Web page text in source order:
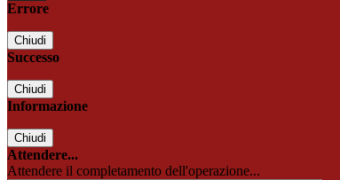
Errore
Chiudi
Successo
Chiudi
Informazione
Chiudi
Attendere...
Attendere il completamento dell'operazione...